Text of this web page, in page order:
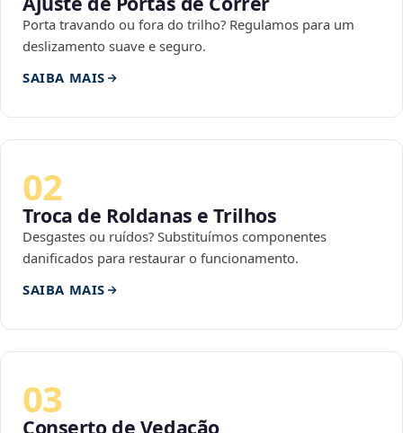
Porta travando ou fora do trilho? Regulamos para um
deslizamento suave e seguro.
SAIBA MAIS
02
Troca de Roldanas e Trilhos
Desgastes ou ruídos? Substituímos componentes
danificados para restaurar o funcionamento.
SAIBA MAIS
03
Conserto de Vedação